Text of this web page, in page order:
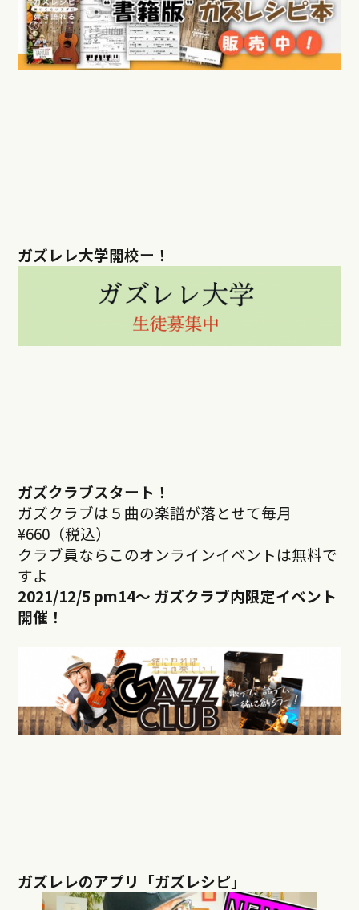
ガズレレ大学開校ー！
ガズクラブスタート！
ガズクラブは５曲の楽譜が落とせて毎月
¥660（税込）
クラブ員ならこのオンラインイベントは無料で
すよ
2021/12/5 pm14～ ガズクラブ内限定イベント
開催！
ガズレレのアプリ「ガズレシピ」